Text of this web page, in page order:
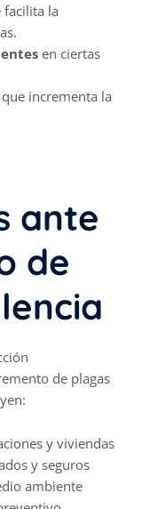
facilita la
en ciertas
que incrementa la
ante
de
de plagas
y viviendas
y seguros
ambiente